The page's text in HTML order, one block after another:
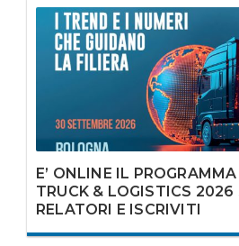
E’ ONLINE IL
TRUCK & LOGISTICS 2026
RELATORI E ISCRIVITI